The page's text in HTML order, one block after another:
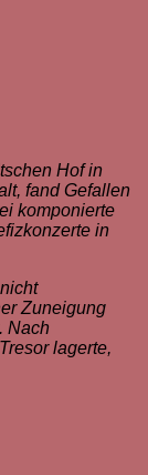
Hof in
fand Gefallen
komponierte
in
Zuneigung
Nach
lagerte,